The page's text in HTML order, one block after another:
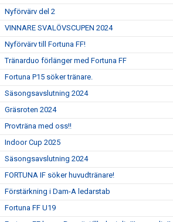
Nyförvärv del 2
VINNARE SVALÖVSCUPEN 2024
Nyförvärv till Fortuna FF!
Tränarduo förlänger med Fortuna FF
Fortuna P15 söker tränare.
Säsongsavslutning 2024
Gräsroten 2024
Provträna med oss!!
Indoor Cup 2025
Säsongsavslutning 2024
FORTUNA IF söker huvudtränare!
Förstärkning i Dam-A ledarstab
Fortuna FF U19